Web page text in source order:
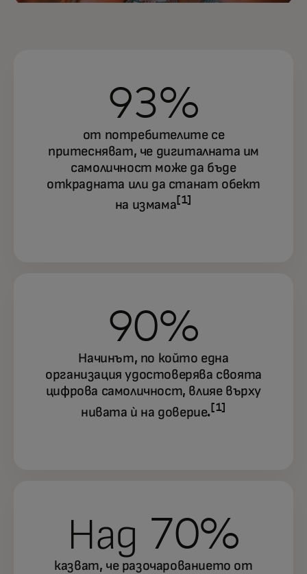
93%
от потребителите се
притесняват, че дигиталната им
самоличност може да бъде
открадната или да станат обект
на измама [1]
90%
Начинът, по който една
организация удостоверява своята
цифрова самоличност, влияе върху
нивата ѝ на доверие.[1]
Над 70%
казват, че разочарованието от